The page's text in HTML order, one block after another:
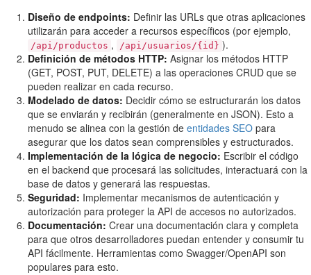
Diseño de endpoints: Definir las URLs que otras aplicaciones
utilizarán para acceder a recursos específicos (por ejemplo,
/api/productos , /api/usuarios/{id} ).
Definición de métodos HTTP: Asignar los métodos HTTP
(GET, POST, PUT, DELETE) a las operaciones CRUD que se
pueden realizar en cada recurso.
Modelado de datos: Decidir cómo se estructurarán los datos
que se enviarán y recibirán (generalmente en JSON). Esto a
menudo se alinea con la gestión de entidades SEO para
asegurar que los datos sean comprensibles y estructurados.
Implementación de la lógica de negocio: Escribir el código
en el backend que procesará las solicitudes, interactuará con la
base de datos y generará las respuestas.
Seguridad: Implementar mecanismos de autenticación y
autorización para proteger la API de accesos no autorizados.
Documentación: Crear una documentación clara y completa
para que otros desarrolladores puedan entender y consumir tu
API fácilmente. Herramientas como Swagger/OpenAPI son
populares para esto.